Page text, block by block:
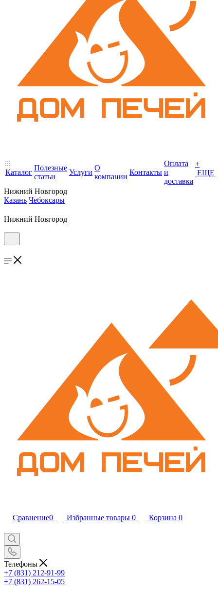
Каталог
Полезные
статьи
Услуги
О
компании
Контакты
Оплата
и
доставка
+
ЕЩЕ
Нижний Новгород
Казань Чебоксары
Нижний Новгород
Сравнение0 Избранные товары 0 Корзина 0
Телефоны
+7 (831) 212-91-99
+7 (831) 262-15-05